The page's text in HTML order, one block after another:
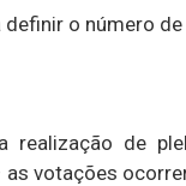
o número
realização de
votações